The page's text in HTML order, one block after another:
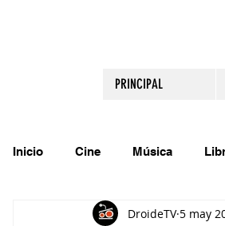
PRINCIPAL
Inicio Cine Música
Comparte tu talento
DroideTV 5 may